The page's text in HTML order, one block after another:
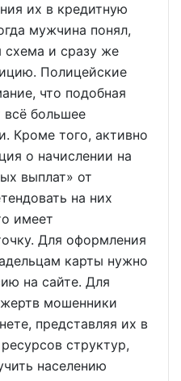
их в кредитную
мужчина понял,
схема и сразу же
Полицейские
что подобная
всё большее
Кроме того, активно
о начислении на
выплат» от
на них
имеет
Для оформления
карты нужно
на сайте. Для
мошенники
представляя их в
структур,
населению